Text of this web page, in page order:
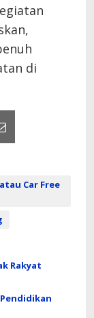
di
Car Free
Rakyat